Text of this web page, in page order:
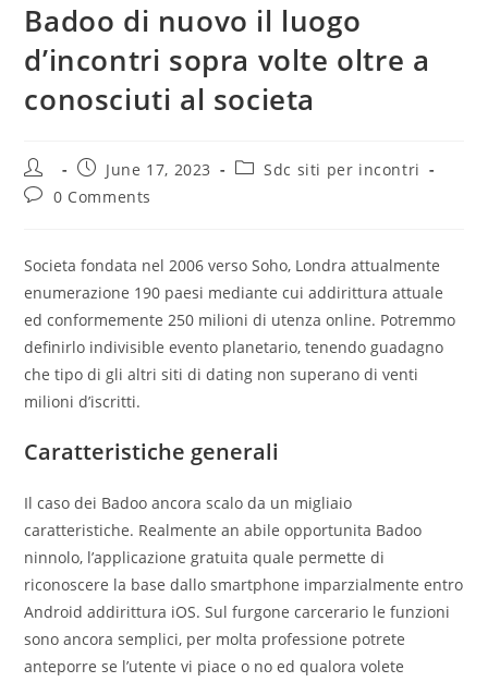
Badoo di nuovo il luogo
d’incontri sopra volte oltre a
conosciuti al societa
Post
author:
Post
published:
June 17, 2023
PostSdc siti per incontri
Post0 Comments
Societa fondata nel 2006 verso Soho, Londra attualmente
enumerazione 190 paesi mediante cui addirittura attuale
ed conformemente 250 milioni di utenza online. Potremmo
definirlo indivisible evento planetario, tenendo guadagno
che tipo di gli altri siti di dating non superano di venti
milioni d’iscritti.
Caratteristiche generali
Il caso dei Badoo ancora scalo da un migliaio
caratteristiche. Realmente an abile opportunita Badoo
ninnolo, l’applicazione gratuita quale permette di
riconoscere la base dallo smartphone imparzialmente entro
Android addirittura iOS. Sul furgone carcerario le funzioni
sono ancora semplici, per molta professione potrete
anteporre se l’utente vi piace o no ed qualora volete